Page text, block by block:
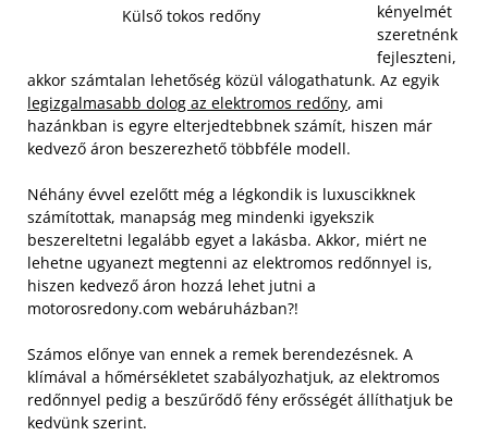
Külső tokos redőny
kényelmét
szeretnénk
fejleszteni,
akkor számtalan lehetőség közül válogathatunk. Az egyik
legizgalmasabb dolog az elektromos redőny, ami
hazánkban is egyre elterjedtebbnek számít, hiszen már
kedvező áron beszerezhető többféle modell.
Néhány évvel ezelőtt még a légkondik is luxuscikknek
számítottak, manapság meg mindenki igyekszik
beszereltetni legalább egyet a lakásba. Akkor, miért ne
lehetne ugyanezt megtenni az elektromos redőnnyel is,
hiszen kedvező áron hozzá lehet jutni a
motorosredony.com webáruházban?!
Számos előnye van ennek a remek berendezésnek. A
klímával a hőmérsékletet szabályozhatjuk, az elektromos
redőnnyel pedig a beszűrődő fény erősségét állíthatjuk be
kedvünk szerint.